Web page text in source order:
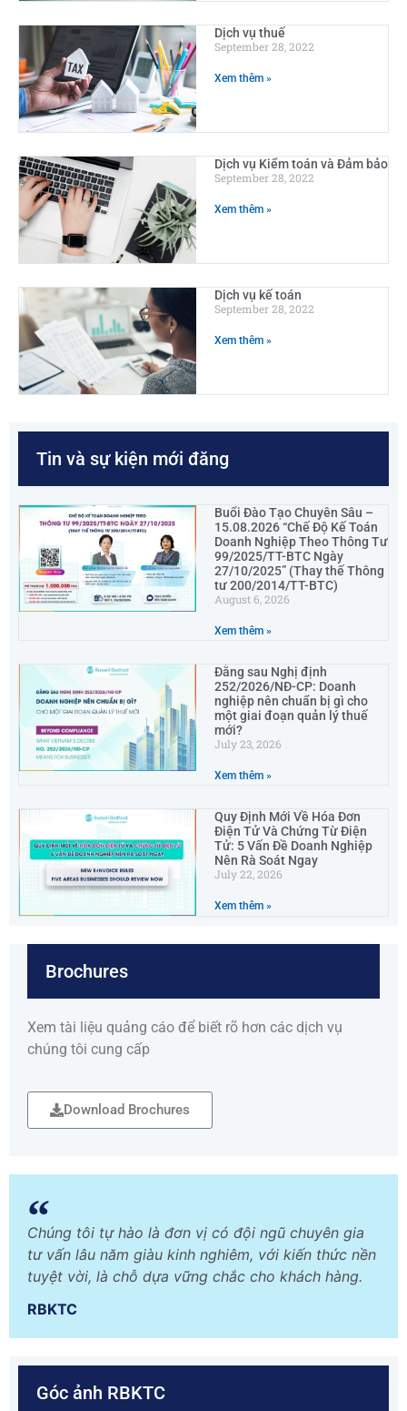
Dịch vụ thuế
September 28, 2022
Xem thêm »
Dịch vụ Kiểm toán và Đảm bảo
September 28, 2022
Xem thêm »
Dịch vụ kế toán
September 28, 2022
Xem thêm »
Tin và sự kiện mới đăng
Buổi Đào Tạo Chuyên Sâu –
15.08.2026 “Chế Độ Kế Toán
Doanh Nghiệp Theo Thông Tư
99/2025/TT-BTC Ngày
27/10/2025” (Thay thế Thông
tư 200/2014/TT-BTC)
August 6, 2026
Xem thêm »
Đằng sau Nghị định
252/2026/NĐ-CP: Doanh
nghiệp nên chuẩn bị gì cho
một giai đoạn quản lý thuế
mới?
July 23, 2026
Xem thêm »
Quy Định Mới Về Hóa Đơn
Điện Tử Và Chứng Từ Điện
Tử: 5 Vấn Đề Doanh Nghiệp
Nên Rà Soát Ngay
July 22, 2026
Xem thêm »
Brochures
Xem tài liệu quảng cáo để biết rõ hơn các dịch vụ
chúng tôi cung cấp
Download Brochures
Chúng tôi tự hào là đơn vị có đội ngũ chuyên gia
tư vấn lâu năm giàu kinh nghiêm, với kiến thức nền
tuyệt vời, là chỗ dựa vững chắc cho khách hàng.
RBKTC
Góc ảnh RBKTC